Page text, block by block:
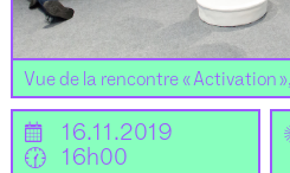
Vue de la rencontre « Activation
📅
16.11.2019
🕜
16h00